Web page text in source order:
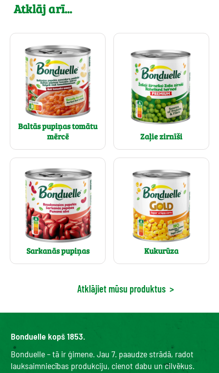
Atklāj arī...
Baltās pupiņas tomātu
mērcē
Zaļie zirnīši
Sarkanās pupiņas Kukurūza
Atklājiet mūsu produktus >
Bonduelle kopš 1853.
Bonduelle – tā ir ģimene. Jau 7. paaudze strādā, radot
lauksaimniecības produkciju, cienot dabu un cilvēkus.